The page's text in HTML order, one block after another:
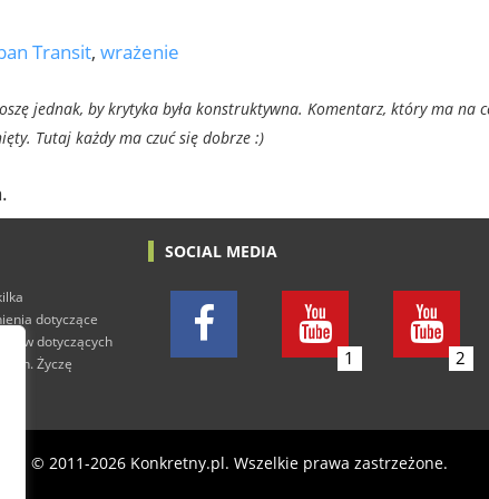
Transit, wrażenie
jednak, by krytyka była konstruktywna. Komentarz, który ma na
Tutaj każdy ma czuć się dobrze :)
dotyczące
dotyczących
Życzę
SOCIAL MEDIA
1 2
© 2011-2026 Konkretny.pl. Wszelkie prawa zastrzeżone.